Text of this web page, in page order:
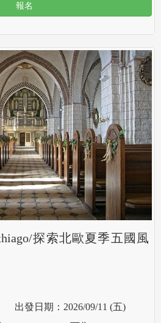
報名
探索北歐夏季五國風
2026/09/11 (五)